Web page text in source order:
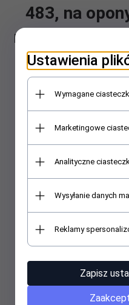
483, na
rower,
Symbol producenta: MC-483
EAN/UPC:
5902211137771
Ustawienia
Wymagane
Marketingowe
Analityczne
Wysyłanie danych
Reklamy
Zapisz